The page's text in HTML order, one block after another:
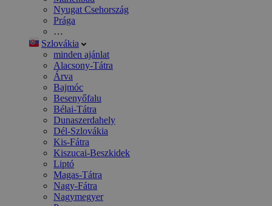
Nyugat Csehország
Prága
…
Szlovákia
minden ajánlat
Alacsony-Tátra
Árva
Bajmóc
Besenyőfalu
Bélai-Tátra
Dunaszerdahely
Dél-Szlovákia
Kis-Fátra
Kiszucai-Beszkidek
Liptó
Magas-Tátra
Nagy-Fátra
Nagymegyer